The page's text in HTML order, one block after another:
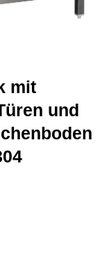
mit
und